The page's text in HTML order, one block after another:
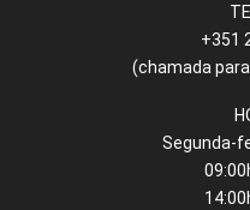
+351
(chamada
Segunda-